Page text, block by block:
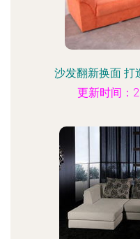
沙发翻新换面 打
更新时间：